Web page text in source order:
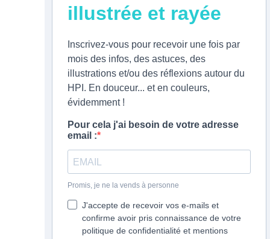
illustrée et rayée
Inscrivez-vous pour recevoir une fois par
mois des infos, des astuces, des
illustrations et/ou des réflexions autour du
HPI. En douceur... et en couleurs,
évidemment !
Pour cela j'ai besoin de votre adresse
email :
Promis, je ne la vends à personne
J'accepte de recevoir vos e-mails et
confirme avoir pris connaissance de votre
politique de confidentialité et mentions